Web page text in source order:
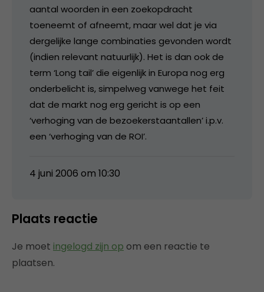
aantal woorden in een zoekopdracht
toeneemt of afneemt, maar wel dat je via
dergelijke lange combinaties gevonden wordt
(indien relevant natuurlijk). Het is dan ook de
term ‘Long tail’ die eigenlijk in Europa nog erg
onderbelicht is, simpelweg vanwege het feit
dat de markt nog erg gericht is op een
‘verhoging van de bezoekerstaantallen’ i.p.v.
een ‘verhoging van de ROI’.
4 juni 2006 om 10:30
Plaats reactie
Je moet ingelogd zijn op om een reactie te
plaatsen.